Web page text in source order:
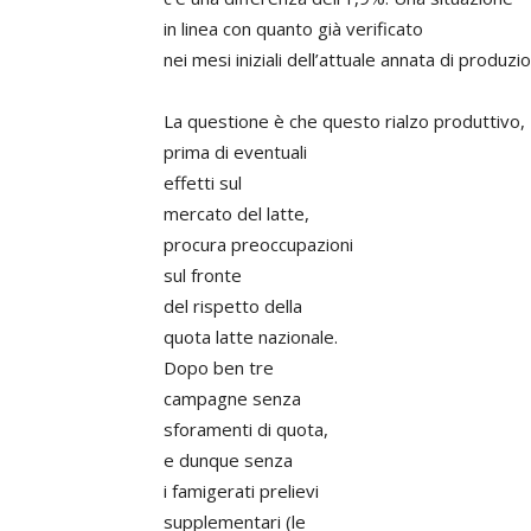
in linea con quanto già verificato
nei mesi iniziali dell’attuale annata di
La questione è che questo rialzo produttivo,
prima di eventuali
effetti sul
mercato del latte,
procura preoccupazioni
sul fronte
del rispetto della
quota latte nazionale.
Dopo ben tre
campagne senza
sforamenti di quota,
e dunque senza
i famigerati prelievi
supplementari (le